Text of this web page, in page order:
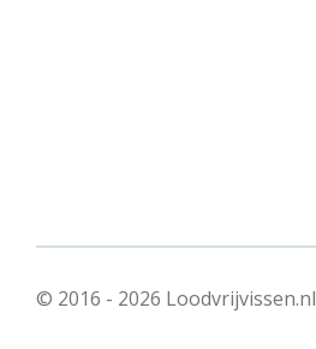
© 2016 - 2026 Loodvrijvissen.nl